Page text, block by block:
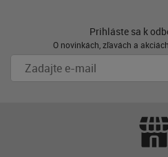
Prihláste sa k
O novinkách, zľavách a